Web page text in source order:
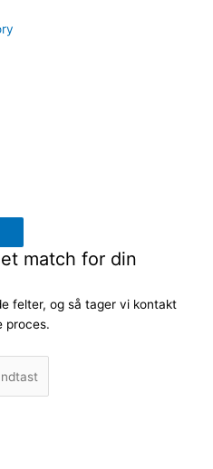
match for din
felter, og så tager vi kontakt
proces.